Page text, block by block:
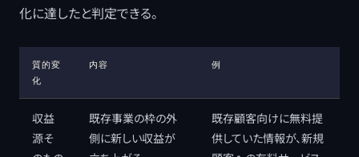
化に達したと判定できる。
質的変
化
内容 例
収益
源そ
既存事業の枠の外
側に新しい収益が
既存顧客向けに無料提
供していた情報が、新規